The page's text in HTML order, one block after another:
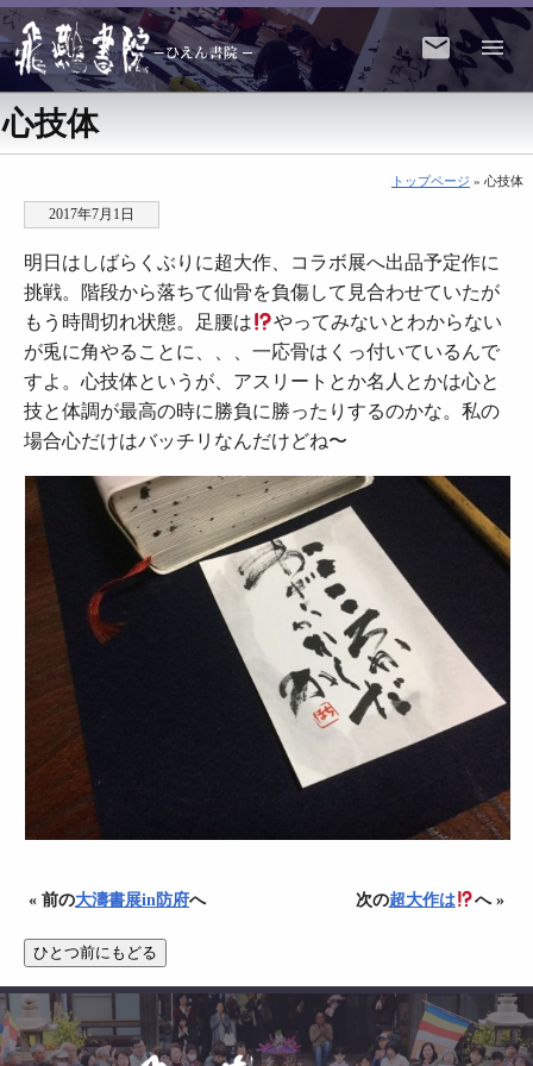
心技体
トップページ » 心技体
2017年7月1日
明日はしばらくぶりに超大作、コラボ展へ出品予定作に
挑戦。階段から落ちて仙骨を負傷して見合わせていたが
もう時間切れ状態。足腰は
やってみないとわからない
が兎に角やることに、、、一応骨はくっ付いているんで
すよ。心技体というが、アスリートとか名人とかは心と
技と体調が最高の時に勝負に勝ったりするのかな。私の
場合心だけはバッチリなんだけどね〜
« 前の大濤書展in防府へ 次の超大作は へ »